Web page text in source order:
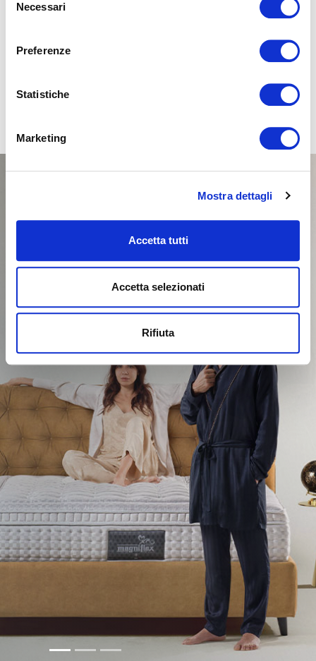
delNecessari
Preferenze
Statistiche
Marketing
Mostra dettagli
Accetta tutti
Accetta selezionati
Rifiuta
SELECCIONAR